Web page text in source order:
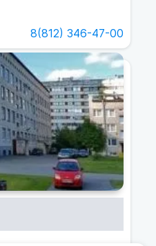
8(812) 346-47-00